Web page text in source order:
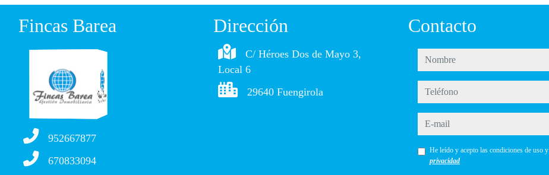
Fincas Barea
952667877
670833094
Dirección
C/ Héroes Dos de Mayo 3,
Local 6
29640 Fuengirola
Contacto
nombre
teléfono
e-mail
He leído y acepto las condiciones de uso y
privacidad